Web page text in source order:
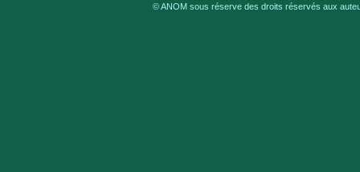
© ANOM sous réserve des droits réservés aux